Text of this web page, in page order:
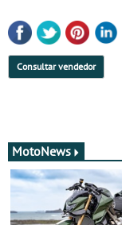
Consultar vendedor
MotoNews